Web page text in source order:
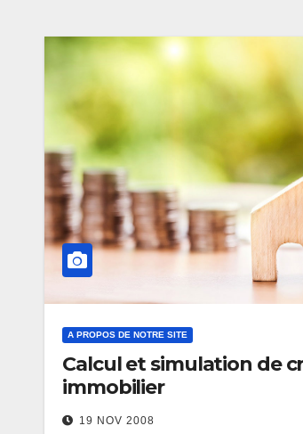
A PROPOS DE NOTRE SITE
Calcul et simulation de
immobilier
19 NOV 2008